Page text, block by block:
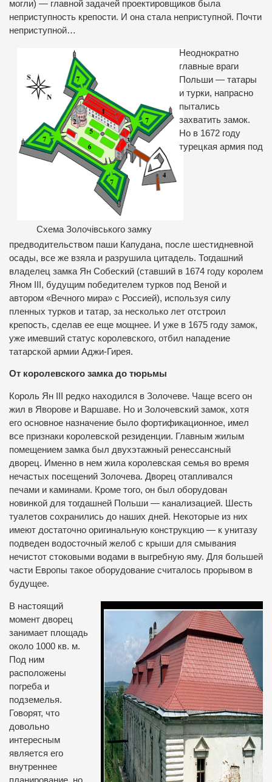
могли) — главной задачей проектировщиков была
неприступность крепости. И она стала неприступной. Почти
неприступной…
Схема Золочівського замку
Неоднократно
главные враги
Польши — татары
и турки, напрасно
пытались
захватить замок.
Но в 1672 году
турецкая армия под
предводительством паши Капудана, после шестидневной
осады, все же взяла и разрушила цитадель. Тогдашний
владелец замка Ян Собеский (ставший в 1674 году королем
Яном ІІІ, будущим победителем турков под Веной и
автором «Вечного мира» с Россией), используя силу
пленных турков и татар, за несколько лет отстроил
крепость, сделав ее еще мощнее. И уже в 1675 году замок,
уже имевший статус королевского, отбил нападение
татарской армии Аджи-Гирея.
От королевского замка до тюрьмы
Король Ян ІІІ редко находился в Золочеве. Чаще всего он
жил в Яворове и Варшаве. Но и Золочевский замок, хотя
его основное назначение было фортификационное, имел
все признаки королевской резиденции. Главным жилым
помещением замка был двухэтажный ренессансный
дворец. Именно в нем жила королевская семья во время
нечастых посещений Золочева. Дворец отапливался
печами и каминами. Кроме того, он был оборудован
новинкой для тогдашней Польши — канализацией. Шесть
туалетов сохранились до наших дней. Некоторые из них
имеют достаточно оригинальную конструкцию — к унитазу
подведен водосточный желоб с крыши для смывания
нечистот стоковыми водами в выгребную яму. Для большей
части Европы такое оборудование считалось прорывом в
будущее.
В настоящий
момент дворец
занимает площадь
около 1000 кв. м.
Под ним
расположены
погреба и
подземелья.
Говорят, что
довольно
интересным
является его
внутреннее
планирование, но